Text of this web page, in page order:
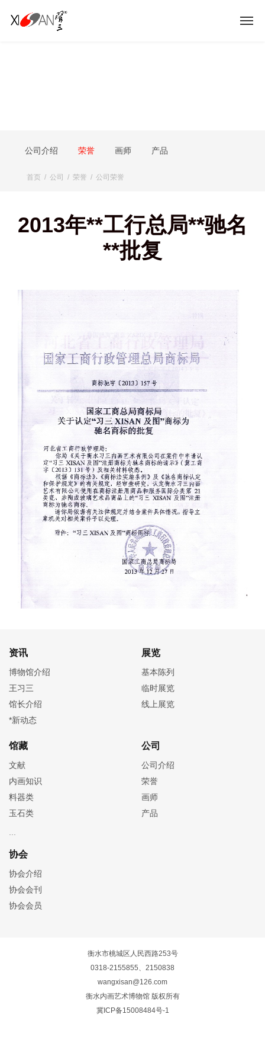
公司介绍 荣誉 画师 产品
首页 / 公司 / 荣誉 / 公司荣誉
2013年**工行总局**驰名
**批复
资讯
博物馆介绍
王习三
馆长介绍
*新动态
展览
基本陈列
临时展览
线上展览
馆藏
文献
内画知识
料器类
玉石类
公司
公司介绍
荣誉
画师
产品
协会
协会介绍
协会会刊
协会会员
衡水市桃城区人民西路253号
0318-2155855、2150838
wangxisan@126.com
衡水内画艺术博物馆 版权所有
冀ICP备15008484号-1